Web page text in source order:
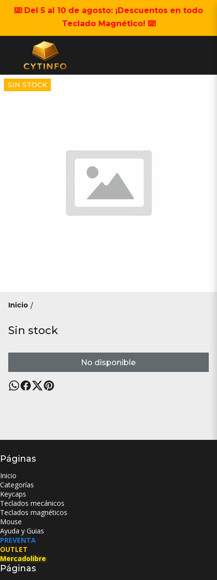
⌨️ Del 5 al 10 de agosto: ¡Descuentos en todo
Teclado Magnético! ⌨️
SIN STOCK
Inicio /
Sin stock
No disponible
Páginas
Inicio
Categorías
Keycaps
Teclados mecánicos
Teclados magnéticos
Mouse
Ayuda y Guias
PREVENTA
OUTLET
Mercadolibre
Páginas